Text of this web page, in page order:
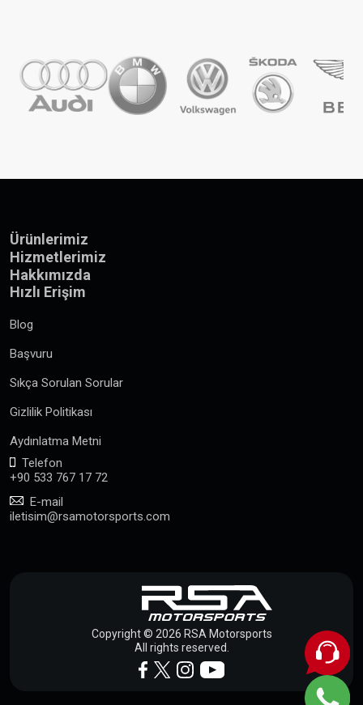
Ürünlerimiz
Hizmetlerimiz
Hakkımızda
Hızlı Erişim
Blog
Başvuru
Sıkça Sorulan Sorular
Gizlilik Politikası
Aydınlatma Metni
Telefon
+90 533 767 17 72
E-mail
iletisim@rsamotorsports.com
Copyright © 2026 RSA Motorsports
All rights reserved.